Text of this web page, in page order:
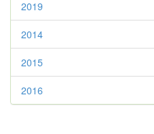
2019
2014
2015
2016